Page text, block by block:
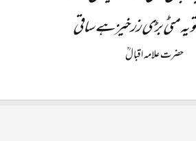
یہ مٹی بڑی زرخیز ہے ساقی
حضرت علامہ اقبالؒ